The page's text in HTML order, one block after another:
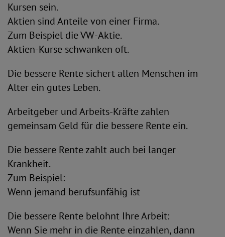
Kursen sein.
Aktien sind Anteile von einer Firma.
Zum Beispiel die VW-Aktie.
Aktien-Kurse schwanken oft.
Die bessere Rente sichert allen Menschen im
Alter ein gutes Leben.
Arbeitgeber und Arbeits-Kräfte zahlen
gemeinsam Geld für die bessere Rente ein.
Die bessere Rente zahlt auch bei langer
Krankheit.
Zum Beispiel:
Wenn jemand berufsunfähig ist
Die bessere Rente belohnt Ihre Arbeit:
Wenn Sie mehr in die Rente einzahlen, dann